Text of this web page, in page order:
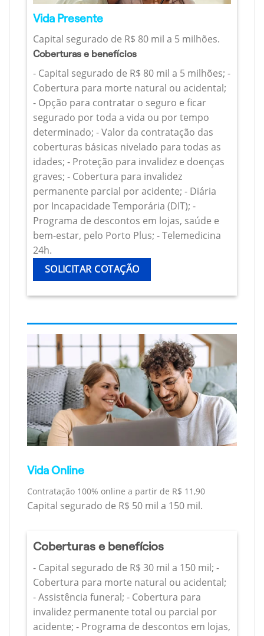
Vida Presente
Capital segurado de R$ 80 mil a 5 milhões.
Coberturas e benefícios
- Capital segurado de R$ 80 mil a 5 milhões; -
Cobertura para morte natural ou acidental;
- Opção para contratar o seguro e ficar
segurado por toda a vida ou por tempo
determinado; - Valor da contratação das
coberturas básicas nivelado para todas as
idades; - Proteção para invalidez e doenças
graves; - Cobertura para invalidez
permanente parcial por acidente; - Diária
por Incapacidade Temporária (DIT); -
Programa de descontos em lojas, saúde e
bem-estar, pelo Porto Plus; - Telemedicina
24h.
SOLICITAR COTAÇÃO
Vida Online
Contratação 100% online a partir de R$ 11,90
Capital segurado de R$ 50 mil a 150 mil.
Coberturas e benefícios
- Capital segurado de R$ 30 mil a 150 mil; -
Cobertura para morte natural ou acidental;
- Assistência funeral; - Cobertura para
invalidez permanente total ou parcial por
acidente; - Programa de descontos em lojas,